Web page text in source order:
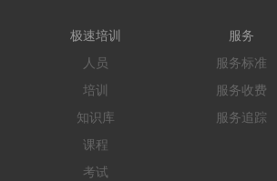
极速培训
人员
培训
知识库
课程
考试
服务
服务标准
服务收费
服务追踪